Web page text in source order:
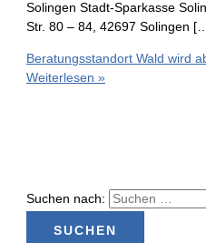
Solin­gen Stadt-Spar­­kas­­se
Str. 80 – 84, 42697 Solingen
Bera­tungs­stand­ort Wald wird
Weiterlesen »
Suchen nach: